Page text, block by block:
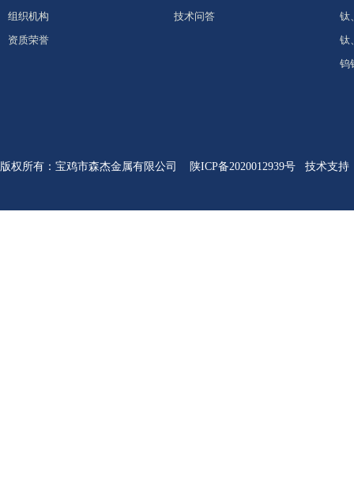
组织机构
资质荣誉
技术问答
钛
钛
钨
版权所有 ： 宝鸡市森杰金属有限公司 陕ICP备2020012939号 技术支持